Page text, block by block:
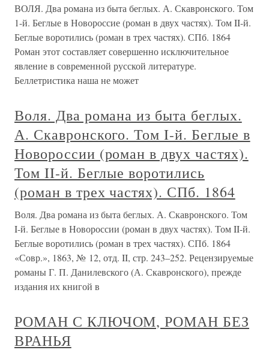
ВОЛЯ. Два романа из быта беглых. А. Скавронского. Том
1-й. Беглые в Новороссие (роман в двух частях). Том II-й.
Беглые воротились (роман в трех частях). СПб. 1864
Роман этот составляет совершенно исключительное
явление в современной русской литературе.
Беллетристика наша не может
Воля. Два романа из быта беглых.
А. Скавронского. Том I-й. Беглые в
Новороссии (роман в двух частях).
Том II-й. Беглые воротились
(роман в трех частях). СПб. 1864
Воля. Два романа из быта беглых. А. Скавронского. Том
I-й. Беглые в Новороссии (роман в двух частях). Том II-й.
Беглые воротились (роман в трех частях). СПб. 1864
«Совр.», 1863, № 12, отд. II, стр. 243–252. Рецензируемые
романы Г. П. Данилевского (А. Скавронского), прежде
издания их книгой в
РОМАН С КЛЮЧОМ, РОМАН БЕЗ
ВРАНЬЯ